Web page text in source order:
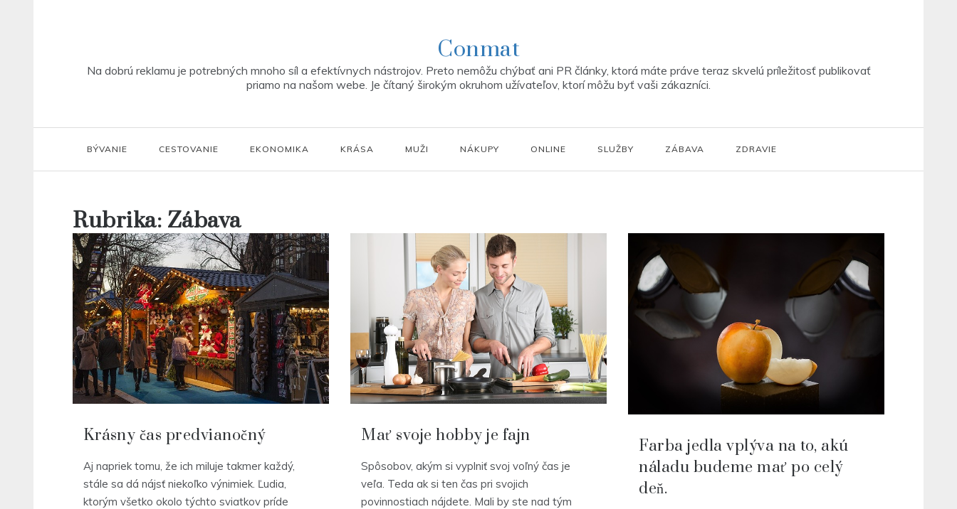
Conmat
Na dobrú reklamu je potrebných mnoho síl a efektívnych nástrojov. Preto nemôžu chýbať ani PR články, ktorá máte práve teraz skvelú príležitosť publikovať
priamo na našom webe. Je čítaný širokým okruhom užívateľov, ktorí môžu byť vaši zákazníci.
BÝVANIE CESTOVANIE EKONOMIKA KRÁSA MUŽI NÁKUPY ONLINE SLUŽBY ZÁBAVA ZDRAVIE
Rubrika: Zábava
Krásny čas predvianočný
Aj napriek tomu, že ich miluje takmer každý,
stále sa dá nájsť niekoľko výnimiek. Ľudia,
ktorým všetko okolo týchto sviatkov príde
Mať svoje hobby je fajn
Spôsobov, akým si vyplniť svoj voľný čas je
veľa. Teda ak si ten čas pri svojich
povinnostiach nájdete. Mali by ste nad tým
Farba jedla vplýva na to, akú
náladu budeme mať po celý
deň.